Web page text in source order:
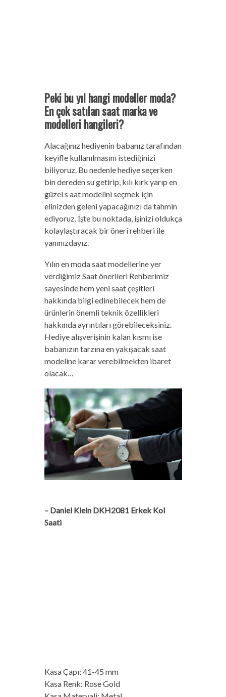
Peki bu yıl hangi modeller moda?
En çok satılan saat marka ve
modelleri hangileri?
Alacağınız hediyenin babanız tarafından
keyifle kullanılmasını istediğinizi
biliyoruz. Bu nedenle hediye seçerken
bin dereden su getirip, kılı kırk yarıp en
güzel s aat modelini seçmek için
elinizden geleni yapacağınızı da tahmin
ediyoruz. İşte bu noktada, işinizi oldukça
kolaylaştıracak bir öneri rehberi ile
yanınızdayız.
Yılın en moda saat modellerine yer
verdiğimiz Saat önerileri Rehberimiz
sayesinde hem yeni saat çeşitleri
hakkında bilgi edinebilecek hem de
ürünlerin önemli teknik özellikleri
hakkında ayrıntıları görebileceksiniz.
Hediye alışverişinin kalan kısmı ise
babanızın tarzına en yakışacak saat
modeline karar verebilmekten ibaret
olacak…
– Daniel Klein DKH2081 Erkek Kol
Saati
Kasa Çapı: 41-45 mm
Kasa Renk: Rose Gold